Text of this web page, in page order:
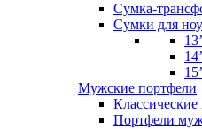
Сумка-
Сумки для
Мужские портфели
Портфели